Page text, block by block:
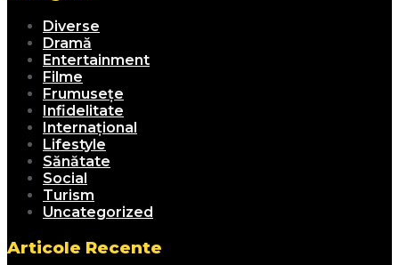
Diverse
Dramă
Entertainment
Filme
Frumusețe
Infidelitate
Internațional
Lifestyle
Sănătate
Social
Turism
Uncategorized
Articole Recente